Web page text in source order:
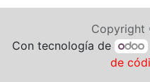
Copyright
Con tecnología de
de